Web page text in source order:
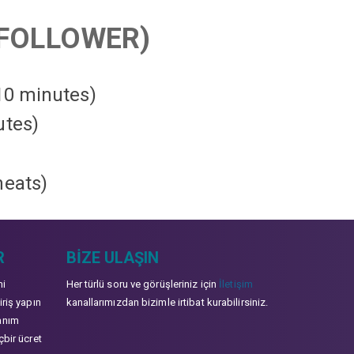
minutes)
)
yapın
ücret
BIZE ULAŞIN
Her türlü soru ve görüşleriniz için İletişim
kanallarımızdan bizimle irtibat kurabilirsiniz.